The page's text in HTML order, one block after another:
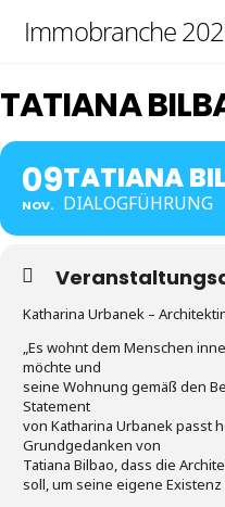
Immobranche
TATIANA
09
NOV.
TATIANA
DIALOGFÜHRUNG
Katharina Urbanek –
„Es wohnt dem Menschen
möchte und
seine Wohnung gemäß den
Statement
von Katharina Urbanek passt
Grundgedanken von
Tatiana Bilbao, dass die
soll, um seine eigene